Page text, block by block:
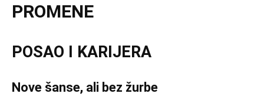
PROMENE
POSAO I KARIJERA
Nove šanse, ali bez žurbe